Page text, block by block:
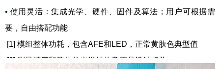
• 使用灵活：集成光学、硬件、固件及算法；用户可根据需
要，自由搭配功能
[1] 模组整体功耗，包含AFE和LED，正常黄肤色典型值
[2] 测量精度和整体的光学结构及产品设计相关